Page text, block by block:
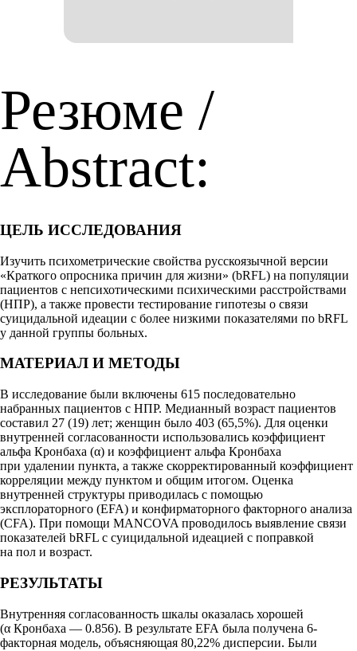
Резюме /
Abstract:
ЦЕЛЬ ИССЛЕДОВАНИЯ
Изучить психометрические свойства русскоязычной версии
«Краткого опросника причин для жизни» (bRFL) на популяции
пациентов с непсихотическими психическими расстройствами
(НПР), а также провести тестирование гипотезы о связи
суицидальной идеации с более низкими показателями по bRFL
у данной группы больных.
МАТЕРИАЛ И МЕТОДЫ
В исследование были включены 615 последовательно
набранных пациентов с НПР. Медианный возраст пациентов
составил 27 (19) лет; женщин было 403 (65,5%). Для оценки
внутренней согласованности использовались коэффициент
альфа Кронбаха (α) и коэффициент альфа Кронбаха
при удалении пункта, а также скорректированный коэффициент
корреляции между пунктом и общим итогом. Оценка
внутренней структуры приводилась с помощью
эксплораторного (EFA) и конфирматорного факторного анализа
(CFA). При помощи MANCOVA проводилось выявление связи
показателей bRFL с суицидальной идеацией с поправкой
на пол и возраст.
РЕЗУЛЬТАТЫ
Внутренняя согласованность шкалы оказалась хорошей
(α Кронбаха — 0.856). В результате EFA была получена 6-
факторная модель, объясняющая 80,22% дисперсии. Были